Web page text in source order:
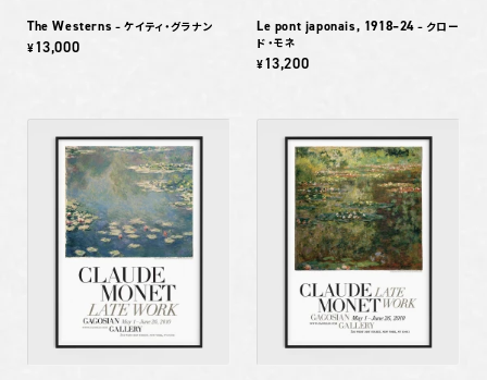
The Westerns – ケイティ・グラナン
¥13,000
Le pont japonais, 1918–24 – クロー
ド・モネ
¥13,200